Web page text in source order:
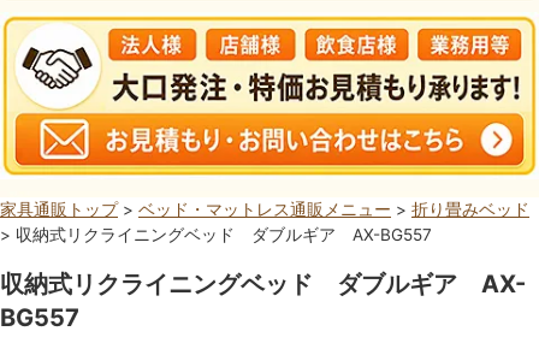
家具通販トップ> ベッド・マットレス通販メニュー > 折り畳みベッド
> 収納式リクライニングベッド ダブルギア AX-BG557
収納式リクライニングベッド ダブルギア AX-
BG557